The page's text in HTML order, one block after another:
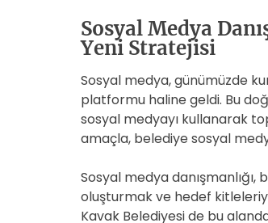
Sosyal Medya
Yeni Stratejisi
Sosyal medya, günümüzde
platformu haline geldi. Bu
sosyal medyayı kullanarak
amaçla, belediye sosyal
Sosyal medya
oluşturmak ve hedef
Kavak Belediyesi de bu